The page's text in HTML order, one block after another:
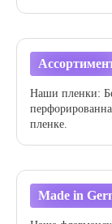
Наши пленки:
пленке.
Made in